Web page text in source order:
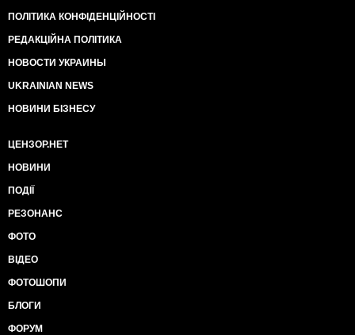
ПОЛІТИКА КОНФІДЕНЦІЙНОСТІ
РЕДАКЦІЙНА ПОЛІТИКА
НОВОСТИ УКРАИНЫ
UKRAINIAN NEWS
НОВИНИ БІЗНЕСУ
ЦЕНЗОР.НЕТ
НОВИНИ
ПОДІЇ
РЕЗОНАНС
ФОТО
ВІДЕО
ФОТОШОПИ
БЛОГИ
ФОРУМ